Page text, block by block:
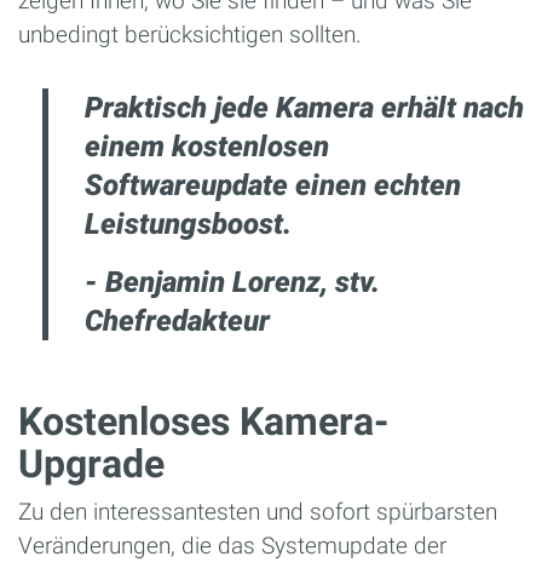
unbedingt berücksichtigen sollten.
Praktisch jede Kamera erhält nach
einem kostenlosen
Softwareupdate einen echten
Leistungsboost.
- Benjamin Lorenz, stv.
Chefredakteur
Kostenloses Kamera-
Upgrade
Zu den interessantesten und sofort spürbarsten
Veränderungen, die das Systemupdate der